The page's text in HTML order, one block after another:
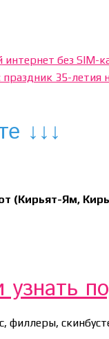
без SIM-
35-летия
↓↓↓
(Кирьят-Ям,
филлеры,